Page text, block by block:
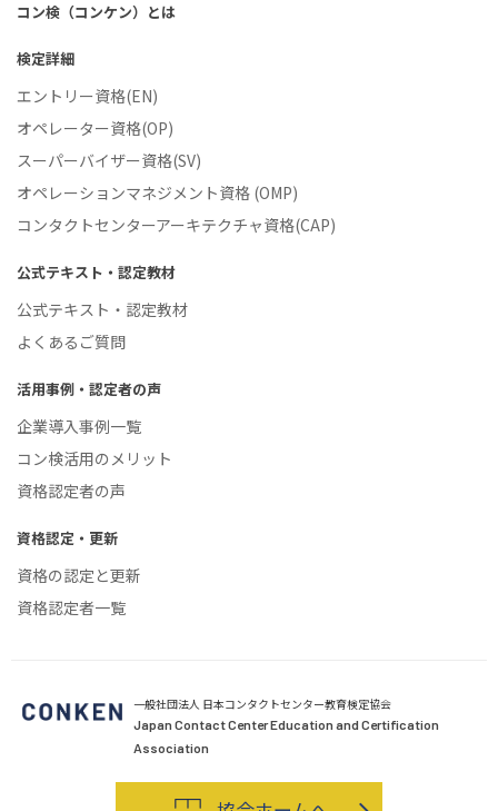
コン検（コンケン）とは
検定詳細
エントリー資格(EN)
オペレーター資格(OP)
スーパーバイザー資格(SV)
オペレーションマネジメント資格 (OMP)
コンタクトセンターアーキテクチャ資格(CAP)
公式テキスト・認定教材
公式テキスト・認定教材
よくあるご質問
活用事例・認定者の声
企業導入事例一覧
コン検活用のメリット
資格認定者の声
資格認定・更新
資格の認定と更新
資格認定者一覧
一般社団法人 日本コンタクトセンター教育検定協会
Japan Contact Center Education and Certification
Association